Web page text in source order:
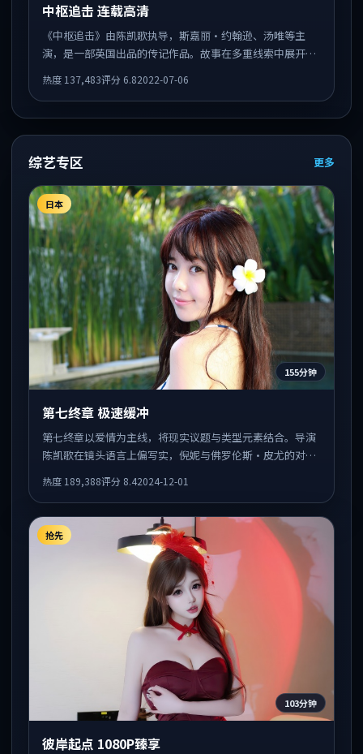
中枢追击 连载高清
《中枢追击》由陈凯歌执导，斯嘉丽·约翰逊、汤唯等主
演，是一部英国出品的传记作品。故事在多重线索中展开，
叙事的观众。
热度 137,483评分 6.82022-07-06
综艺专区 更多
日本
155分钟
第七终章 极速缓冲
第七终章以爱情为主线，将现实议题与类型元素结合。导演
陈凯歌在镜头语言上偏写实，倪妮与佛罗伦斯·皮尤的对手
热度 189,388评分 8.42024-12-01
抢先
103分钟
彼岸起点 1080P臻享